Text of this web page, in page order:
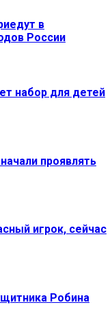
в
России
набор для детей
проявлять
игрок, сейчас
Робина